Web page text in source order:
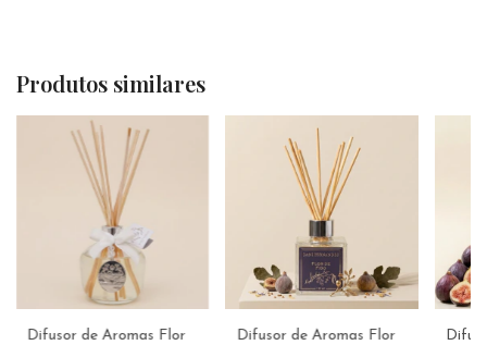
Produtos similares
Difusor de Aromas Flor
Difusor de Aromas Flor